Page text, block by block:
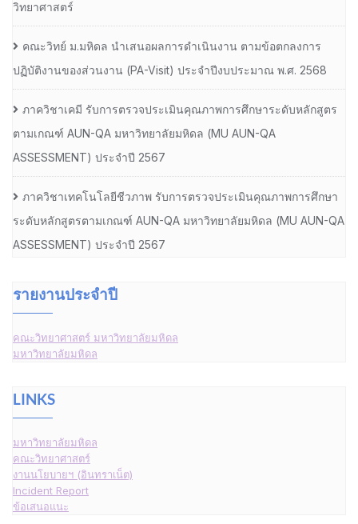
วิทยาศาสตร์
คณะวิทย์ ม.มหิดล นำเสนอผลการดำเนินงาน ตามข้อตกลงการ
ปฏิบัติงานของส่วนงาน (PA-Visit) ประจำปีงบประมาณ พ.ศ. 2568
ภาควิชาเคมี รับการตรวจประเมินคุณภาพการศึกษาระดับหลักสูตร
ตามเกณฑ์ AUN-QA มหาวิทยาลัยมหิดล (MU AUN-QA
ASSESSMENT) ประจำปี 2567
ภาควิชาเทคโนโลยีชีวภาพ รับการตรวจประเมินคุณภาพการศึกษา
ระดับหลักสูตรตามเกณฑ์ AUN-QA มหาวิทยาลัยมหิดล (MU AUN-QA
ASSESSMENT) ประจำปี 2567
รายงานประจำปี
คณะวิทยาศาสตร์ มหาวิทยาลัยมหิดล
มหาวิทยาลัยมหิดล
LINKS
มหาวิทยาลัยมหิดล
คณะวิทยาศาสตร์
งานนโยบายฯ (อินทราเน็ต)
Incident Report
ข้อเสนอแนะ